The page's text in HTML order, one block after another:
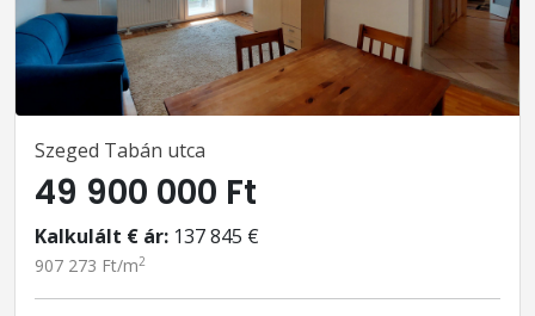
Szeged Tabán utca
49 900 000 Ft
Kalkulált € ár: 137 845 €
907 273 Ft/m2